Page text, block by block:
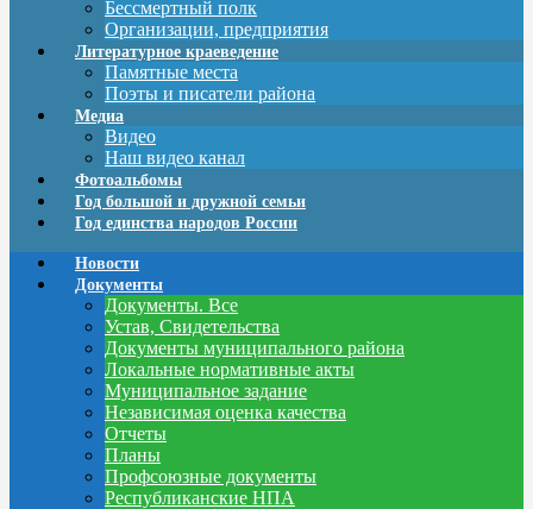
Бессмертный полк
Организации, предприятия
Литературное краеведение
Памятные места
Поэты и писатели района
Медиа
Видео
Наш видео канал
Фотоальбомы
Год большой и дружной семьи
Год единства народов России
Новости
Документы
Документы. Все
Устав, Свидетельства
Документы муниципального района
Локальные нормативные акты
Муниципальное задание
Независимая оценка качества
Отчеты
Планы
Профсоюзные документы
Республиканские НПА